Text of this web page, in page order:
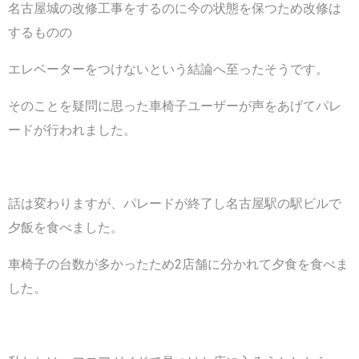
名古屋城の改修工事をするのに今の状態を保つため改修は
するものの
エレベーターをつけないという結論へ至ったそうです。
そのことを疑問に思った車椅子ユーザーが声をあげてパレ
ードが行われました。
話は変わりますが、パレードが終了し名古屋駅の駅ビルで
夕飯を食べました。
車椅子の台数が多かったため2店舗に分かれて夕食を食べま
した。